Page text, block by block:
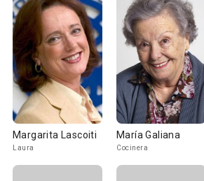
Margarita Lascoiti
Laura
María Galiana
Cocinera